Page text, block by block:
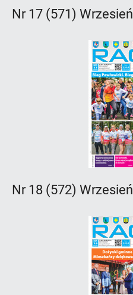
Nr 17 (571) Wrzesień
Nr 18 (572) Wrzesień